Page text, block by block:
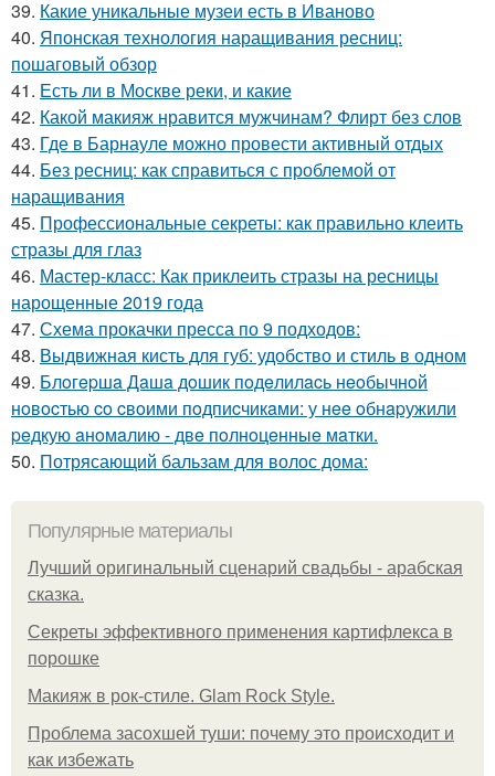
39. Какие уникальные музеи есть в Иваново
40. Японская технология наращивания ресниц:
пошаговый обзор
41. Есть ли в Москве реки, и какие
42. Какой макияж нравится мужчинам? Флирт без слов
43. Где в Барнауле можно провести активный отдых
44. Без ресниц: как справиться с проблемой от
наращивания
45. Профессиональные секреты: как правильно клеить
стразы для глаз
46. Мастер-класс: Как приклеить стразы на ресницы
нарощенные 2019 года
47. Схема прокачки пресса по 9 подходов:
48. Выдвижная кисть для губ: удобство и стиль в одном
49. Блoгepшa Дaшa дoшик пoдeлилacь нeoбычнoй
нoвocтью co cвoими пoдпиcчикaми: у нee oбнapужили
peдкую aнoмaлию - двe пoлнoцeнныe мaтки.
50. Потрясающий бальзам для волос дома:
Популярные материалы
Лучший оригинальный сценарий свадьбы - арабская
сказка.
Секреты эффективного применения картифлекса в
порошке
Макияж в рок-стиле. Glam Rock Style.
Проблема засохшей туши: почему это происходит и
как избежать